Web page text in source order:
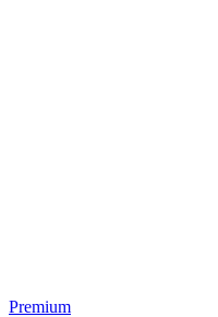
Premium